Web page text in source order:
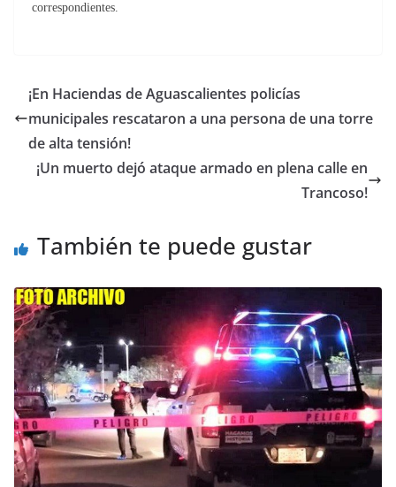
correspondientes.
¡En Haciendas de Aguascalientes policías
municipales rescataron a una persona de una torre
de alta tensión!
¡Un muerto dejó ataque armado en plena calle en
Trancoso!
También te puede gustar